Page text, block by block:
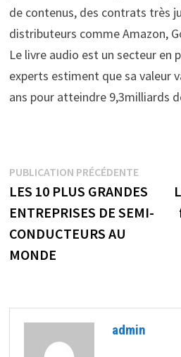
de contenus, des contrats très
distributeurs comme Amazon,
Le livre audio est un secteur en
experts estiment que sa valeur
ans pour atteindre 9,3milliards
Navigation
de
l’article
PUBLICATION PRÉCÉDENTE
LES 10 PLUS GRANDES
ENTREPRISES DE SEMI-
CONDUCTEURS AU
MONDE
admin